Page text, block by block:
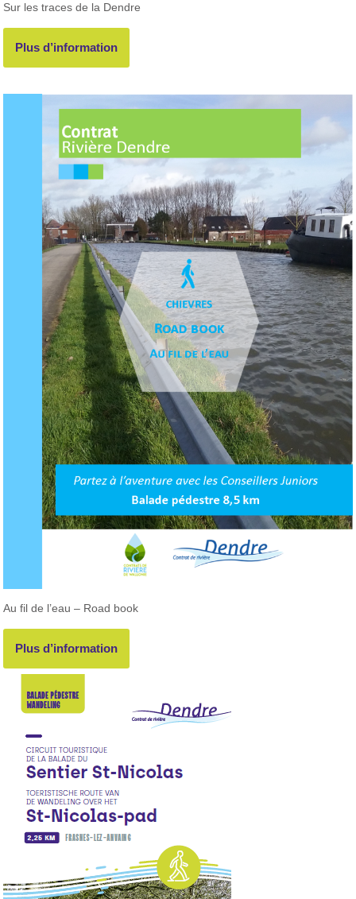
Sur les traces de la Dendre
Plus d’information
Au fil de l’eau – Road book
Plus d’information